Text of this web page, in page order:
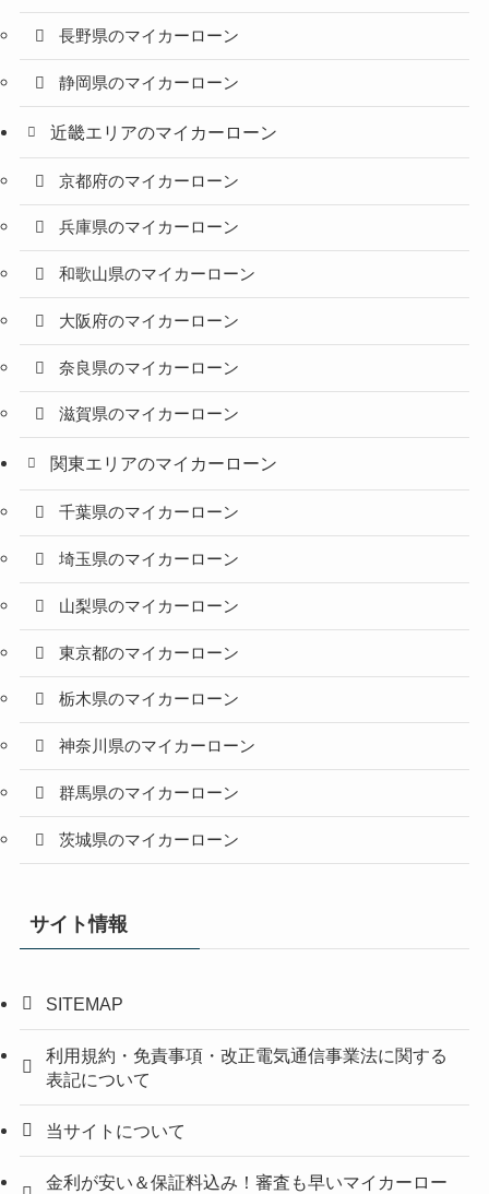
長野県のマイカーローン
静岡県のマイカーローン
近畿エリアのマイカーローン
京都府のマイカーローン
兵庫県のマイカーローン
和歌山県のマイカーローン
大阪府のマイカーローン
奈良県のマイカーローン
滋賀県のマイカーローン
関東エリアのマイカーローン
千葉県のマイカーローン
埼玉県のマイカーローン
山梨県のマイカーローン
東京都のマイカーローン
栃木県のマイカーローン
神奈川県のマイカーローン
群馬県のマイカーローン
茨城県のマイカーローン
サイト情報
SITEMAP
利用規約・免責事項・改正電気通信事業法に関する
表記について
当サイトについて
金利が安い＆保証料込み！審査も早いマイカーロー